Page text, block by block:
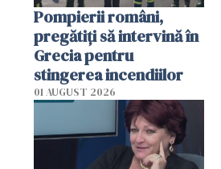
Pompierii români,
pregătiţi să intervină în
Grecia pentru
stingerea incendiilor
01 AUGUST 2026